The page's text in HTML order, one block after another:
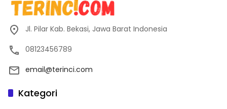
Jl. Pilar Kab. Bekasi, Jawa Barat Indonesia
08123456789
email@terinci.com
Kategori